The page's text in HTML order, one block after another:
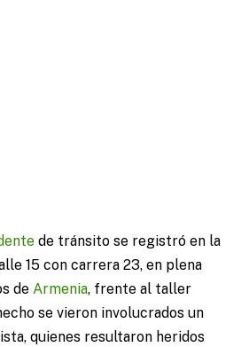
de tránsito se registró en la
15 con carrera 23, en plena
de Armenia, frente al taller
se vieron involucrados un
quienes resultaron heridos